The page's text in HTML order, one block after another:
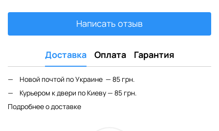
Написать отзыв
Доставка Оплата Гарантия
Новой почтой по Украине — 85 грн.
Курьером к двери по Киеву — 85 грн.
Подробнее о доставке